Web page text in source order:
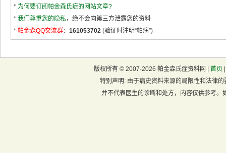
* 为何要订阅帕金森氏症的网站文章?
* 我们尊重您的隐私，绝不会向第三方泄露您的资料
* 帕金森QQ交流群： 161053702 (验证时注明“帕病”)
版权所有 © 2007-2026 帕金森氏症资料网 | 首页
特别声明: 由于病史资料来源的局限性和法律
并不代表医生的诊断和处方，内容仅供参考